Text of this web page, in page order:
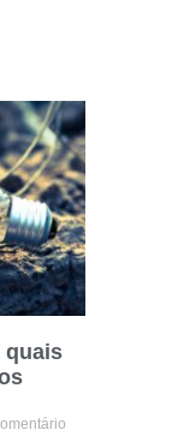
quais